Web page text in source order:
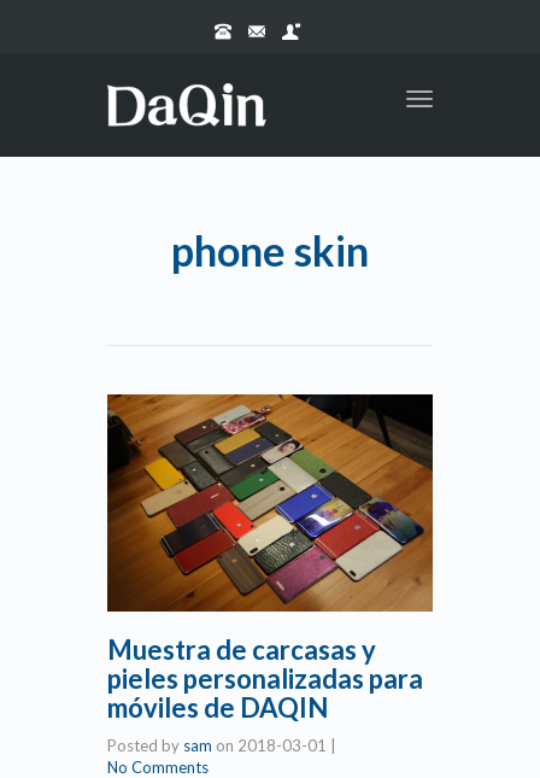
Toggle
phone skin
Muestra de carcasas y
pieles personalizadas para
móviles de DAQIN
Posted by sam on 2018-03-01
No Comments